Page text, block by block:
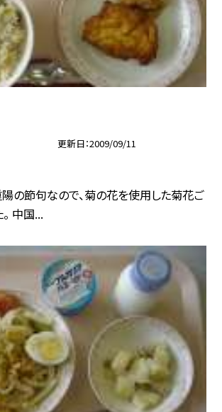
更新日 2009/09/11
陽の節句なので、菊の花を使用した菊花ご
中国...